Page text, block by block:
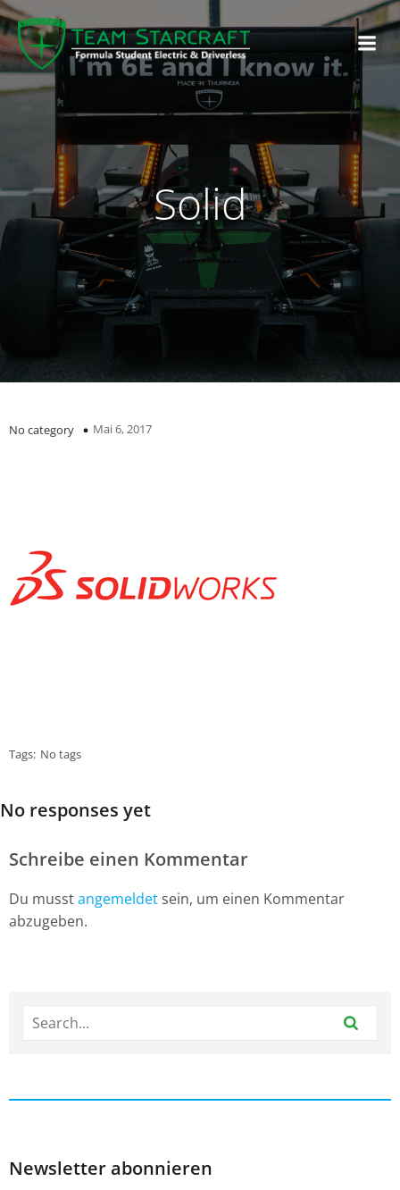
Solid
No category Mai 6, 2017
Tags: No tags
No responses yet
Schreibe einen Kommentar
Du musstangemeldet sein, um einen Kommentar
abzugeben.
Newsletter abonnieren